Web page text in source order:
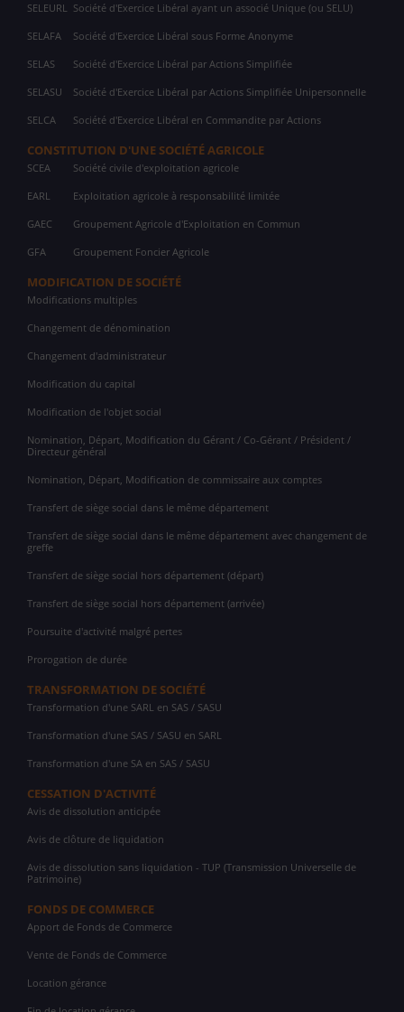
SELEURL Société d'Exercice Libéral ayant un associé Unique (ou SELU)
SELAFA Société d'Exercice Libéral sous Forme Anonyme
SELAS Société d'Exercice Libéral par Actions Simplifiée
SELASU Société d'Exercice Libéral par Actions Simplifiée Unipersonnelle
SELCA Société d'Exercice Libéral en Commandite par Actions
CONSTITUTION D'UNE SOCIÉTÉ AGRICOLE
SCEA Société civile d'exploitation agricole
EARL Exploitation agricole à responsabilité limitée
GAEC Groupement Agricole d'Exploitation en Commun
GFA Groupement Foncier Agricole
MODIFICATION DE SOCIÉTÉ
Modifications multiples
Changement de dénomination
Changement d'administrateur
Modification du capital
Modification de l'objet social
Nomination, Départ, Modification du Gérant / Co-Gérant / Président /
Directeur général
Nomination, Départ, Modification de commissaire aux comptes
Transfert de siège social dans le même département
Transfert de siège social dans le même département avec changement de
greffe
Transfert de siège social hors département (départ)
Transfert de siège social hors département (arrivée)
Poursuite d'activité malgré pertes
Prorogation de durée
TRANSFORMATION DE SOCIÉTÉ
Transformation d'une SARL en SAS / SASU
Transformation d'une SAS / SASU en SARL
Transformation d'une SA en SAS / SASU
CESSATION D'ACTIVITÉ
Avis de dissolution anticipée
Avis de clôture de liquidation
Avis de dissolution sans liquidation - TUP (Transmission Universelle de
Patrimoine)
FONDS DE COMMERCE
Apport de Fonds de Commerce
Vente de Fonds de Commerce
Location gérance